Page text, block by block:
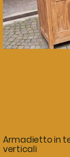
Armadietto in
verticali